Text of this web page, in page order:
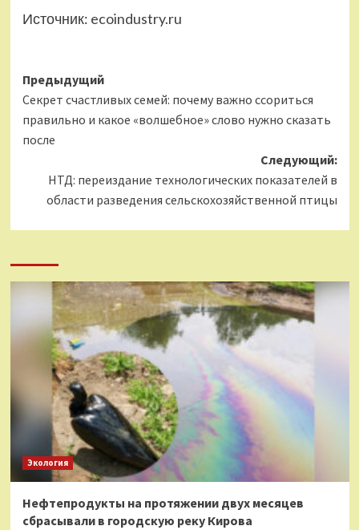
Источник: ecoindustry.ru
Навигация
записи
Предыдущий
Секрет счастливых семей: почему важно ссориться
правильно и какое «волшебное» слово нужно сказать
после
Следующий:
НТД: переиздание технологических показателей в
области разведения сельскохозяйственной птицы
Экология
Нефтепродукты на протяжении двух месяцев
сбрасывали в городскую реку Кирова